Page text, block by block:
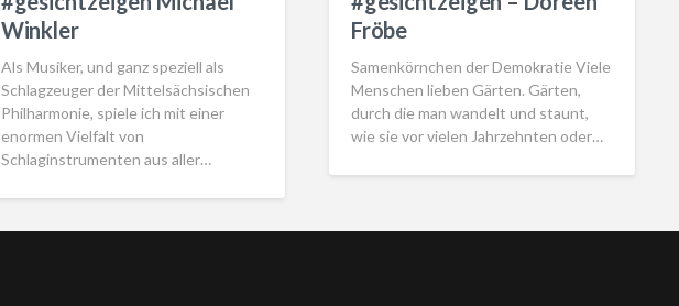
Winkler
Als Musiker, und ganz speziell als
Schlagzeuger der Mittelsächsischen
Philharmonie, spiele ich mit einer
enormen Vielfalt von
Schlaginstrumenten aus aller…
Fröbe
Samenkörnchen der Demokratie Viele
Menschen lieben Gärten. Gärten,
durch die man wandelt und staunt,
wie sie vor vielen Jahrzehnten oder…